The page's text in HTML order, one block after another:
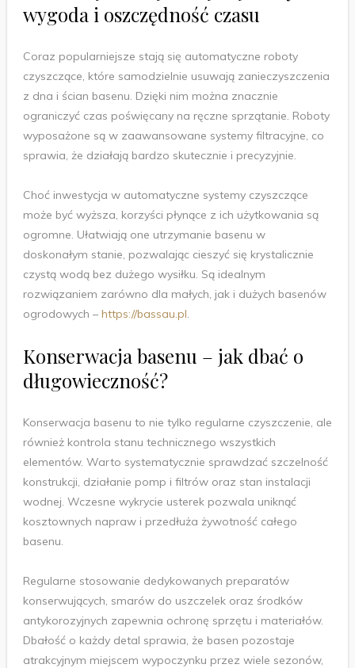
wygoda i oszczędność czasu
Coraz popularniejsze stają się automatyczne roboty
czyszczące, które samodzielnie usuwają zanieczyszczenia
z dna i ścian basenu. Dzięki nim można znacznie
ograniczyć czas poświęcany na ręczne sprzątanie. Roboty
wyposażone są w zaawansowane systemy filtracyjne, co
sprawia, że działają bardzo skutecznie i precyzyjnie.
Choć inwestycja w automatyczne systemy czyszczące
może być wyższa, korzyści płynące z ich użytkowania są
ogromne. Ułatwiają one utrzymanie basenu w
doskonałym stanie, pozwalając cieszyć się krystalicznie
czystą wodą bez dużego wysiłku. Są idealnym
rozwiązaniem zarówno dla małych, jak i dużych basenów
ogrodowych – https://bassau.pl.
Konserwacja basenu – jak dbać o
długowieczność?
Konserwacja basenu to nie tylko regularne czyszczenie, ale
również kontrola stanu technicznego wszystkich
elementów. Warto systematycznie sprawdzać szczelność
konstrukcji, działanie pomp i filtrów oraz stan instalacji
wodnej. Wczesne wykrycie usterek pozwala uniknąć
kosztownych napraw i przedłuża żywotność całego
basenu.
Regularne stosowanie dedykowanych preparatów
konserwujących, smarów do uszczelek oraz środków
antykorozyjnych zapewnia ochronę sprzętu i materiałów.
Dbałość o każdy detal sprawia, że basen pozostaje
atrakcyjnym miejscem wypoczynku przez wiele sezonów,